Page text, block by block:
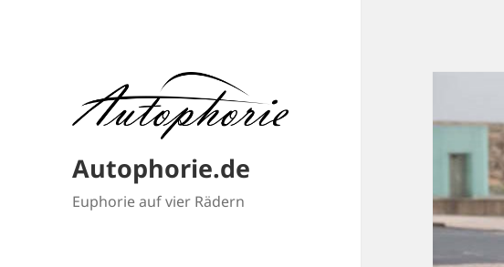
Autophorie.de
Euphorie auf vier Rädern